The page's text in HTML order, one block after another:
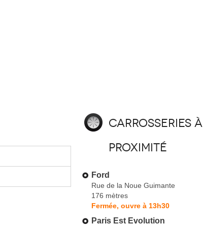
Carrosseries à
proximité
Ford
Rue de la Noue Guimante
176 mètres
Fermée, ouvre à 13h30
Paris Est Evolution